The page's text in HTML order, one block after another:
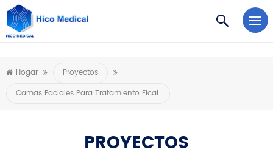
https://www.microsoft.com/en-us/microsoft-teams/log-in
Hogar
Proyectos
Camas Faciales Para Tratamiento Fical.
PROYECTOS